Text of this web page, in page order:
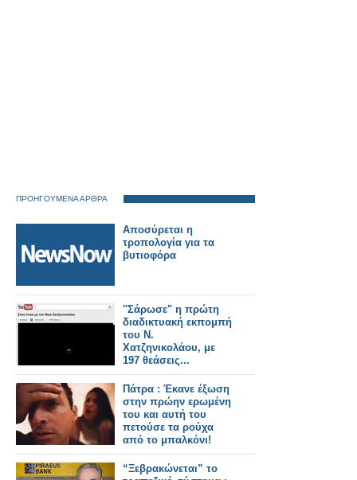
ΠΡΟΗΓΟΥΜΕΝΑ ΑΡΘΡΑ
Αποσύρεται η
τροπολογία για τα
βυτιοφόρα
"Σάρωσε" η πρώτη
διαδικτυακή εκπομπή
του Ν.
Χατζηνικολάου, με
197 θεάσεις...
Πάτρα : Έκανε έξωση
στην πρώην ερωμένη
του και αυτή του
πετούσε τα ρούχα
από το μπαλκόνι!
“Ξεβρακώνεται” το